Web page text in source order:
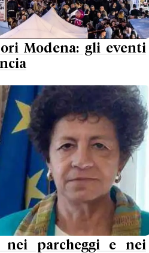
Modena: gli eventi
nei parcheggi e nei